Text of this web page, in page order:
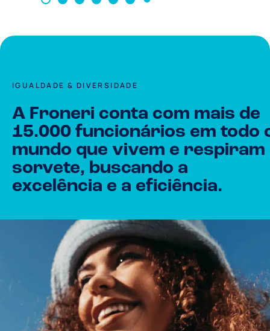
IGUALDADE & DIVERSIDADE
A Froneri conta com mais de
15.000 funcionários em todo
mundo que vivem e respiram
sorvete, buscando a
excelência e a eficiência.